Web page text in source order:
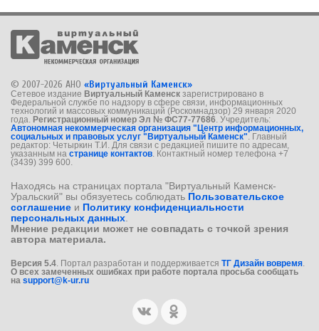
© 2007-2026 АНО «Виртуальный Каменск»
Сетевое издание Виртуальный Каменск зарегистрировано в
Федеральной службе по надзору в сфере связи, информационных
технологий и массовых коммуникаций (Роскомнадзор) 29 января 2020
года. Регистрационный номер Эл № ФС77-77686 . Учредитель:
Автономная некоммерческая организация "Центр информационных,
социальных и правовых услуг "Виртуальный Каменск" . Главный
редактор: Четыркин Т.И. Для связи с редакцией пишите по адресам,
указанным на странице контактов . Контактный номер телефона +7
(3439) 399 600.
Находясь на страницах портала "Виртуальный Каменск-
Уральский" вы обязуетесь соблюдать Пользовательское
соглашение и Политику конфиденциальности
персональных данных
Мнение редакции может не совпадать с точкой зрения
автора материала.
Версия 5.4 . Портал разработан и поддерживается ТГ Дизайн вовремя
О всех замеченных ошибках при работе портала просьба сообщать
на support@k-ur.ru